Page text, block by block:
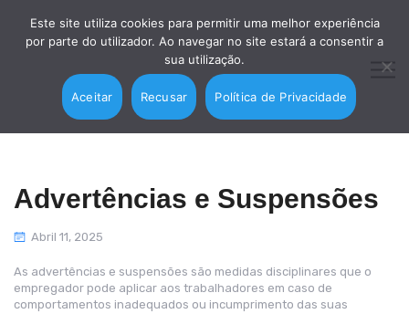
Advertências e Suspensões
Abril 11, 2025
As advertências e suspensões são medidas disciplinares que o
empregador pode aplicar aos trabalhadores em caso de
comportamentos inadequados ou incumprimento das suas
Este site utiliza cookies para permitir uma melhor experiência
por parte do utilizador. Ao navegar no site estará a consentir a
sua utilização.
Aceitar Recusar Política de Privacidade